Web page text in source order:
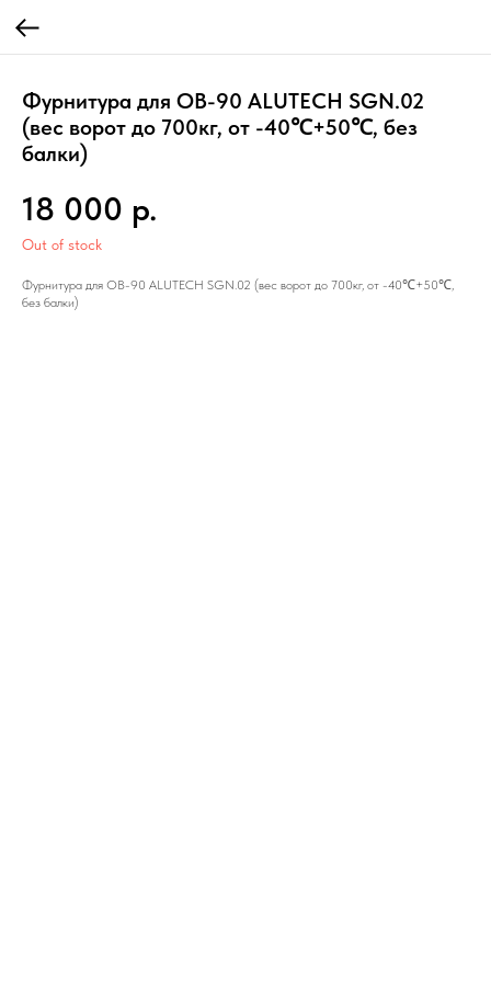
Фурнитура для ОВ-90 ALUTECH SGN.02
(вес ворот до 700кг, от -40℃+50℃, без
балки)
18 000 р.
Out of stock
Фурнитура для ОВ-90 ALUTECH SGN.02 (вес ворот до 700кг, от -40℃+50℃,
без балки)